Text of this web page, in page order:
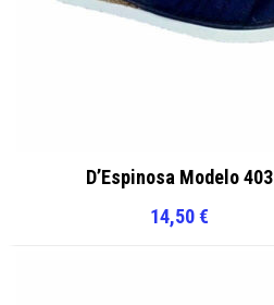
D’Espinosa Modelo 403
14,50€